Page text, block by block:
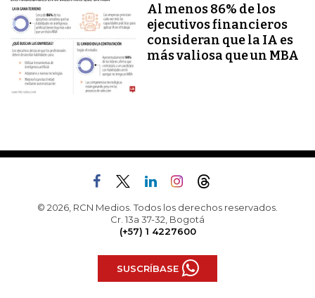
Al menos 86% de los
ejecutivos financieros
consideran que la IA es
más valiosa que un MBA
© 2026, RCN Medios. Todos los derechos reservados.
Cr. 13a 37-32, Bogotá
(+57) 1 4227600
SUSCRÍBASE